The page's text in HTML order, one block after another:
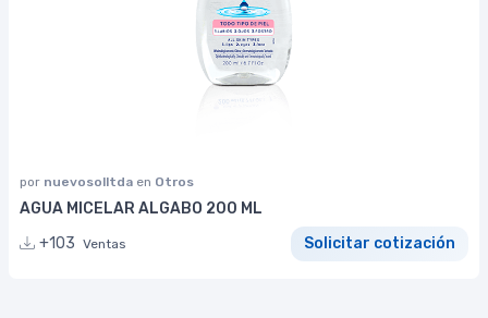
por nuevosolltda en Otros
AGUA MICELAR ALGABO 200 ML
+103 Ventas Solicitar cotización